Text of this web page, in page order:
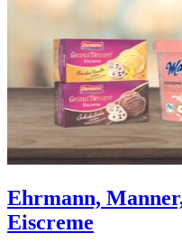
Ehrmann,
Eiscreme